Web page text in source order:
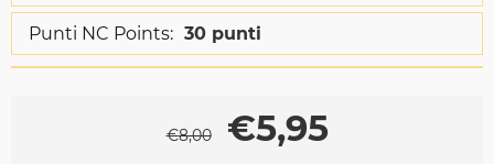
Punti NC Points: 30 punti
€8,00 €5,95